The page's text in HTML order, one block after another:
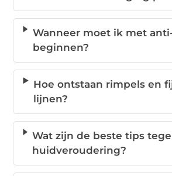
Wanneer moet ik met
beginnen?
Hoe ontstaan rimpels en
lijnen?
Wat zijn de beste tips
huidveroudering?